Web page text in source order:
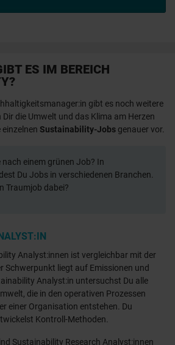
ES IM BEREICH
gibt es noch weitere
die Umwelt und das Klima am Herzen
einzelnen Sustainability-Jobs genauer vor.
einem grünen Job? In
Du Jobs in verschiedenen Branchen.
Traumjob dabei?
Analyst:innen ist vergleichbar mit der
Schwerpunkt liegt auf Emissionen und
Analyst:in untersuchst Du alle
die in den operativen Prozessen
einer Organisation entstehen. Du
Kontroll-Methoden.
Sustainability Research Analyst:innen